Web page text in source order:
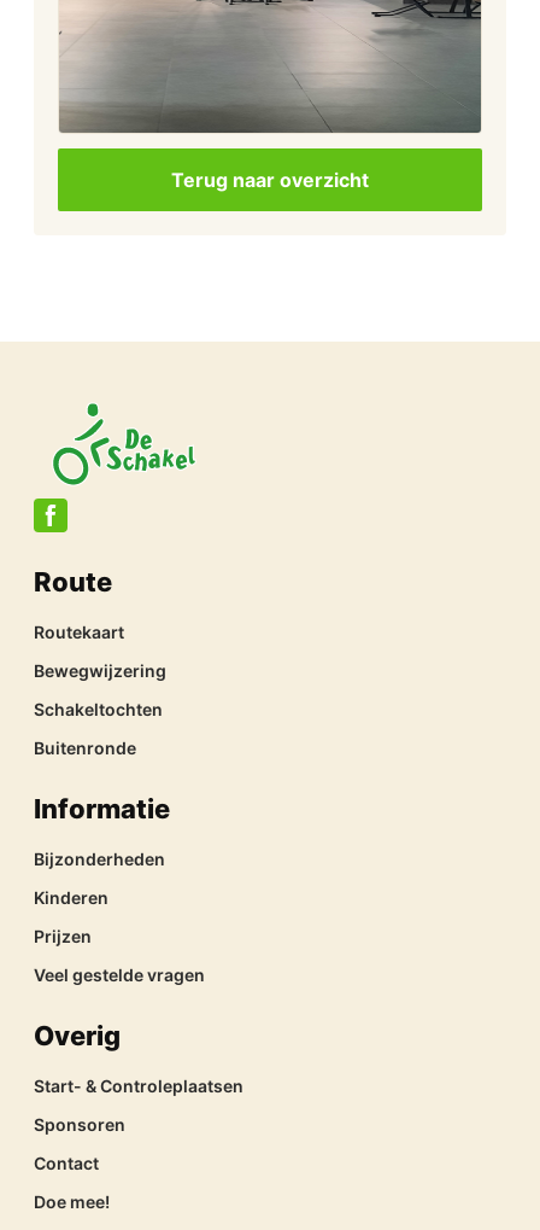
Terug naar overzicht
Route
Routekaart
Bewegwijzering
Schakeltochten
Buitenronde
Informatie
Bijzonderheden
Kinderen
Prijzen
Veel gestelde vragen
Overig
Start- & Controleplaatsen
Sponsoren
Contact
Doe mee!